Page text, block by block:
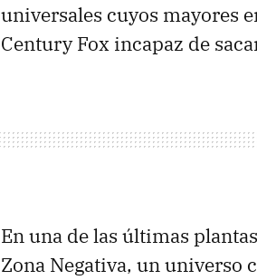
universales cuyos mayores
Century Fox incapaz de
En una de las últimas
Zona Negativa, un universo